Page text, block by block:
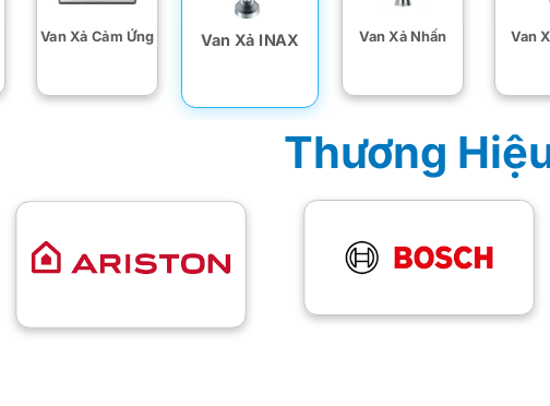
Van Xả Cảm Ứng Van Xả INAX Van Xả Nhấn Van
Thương